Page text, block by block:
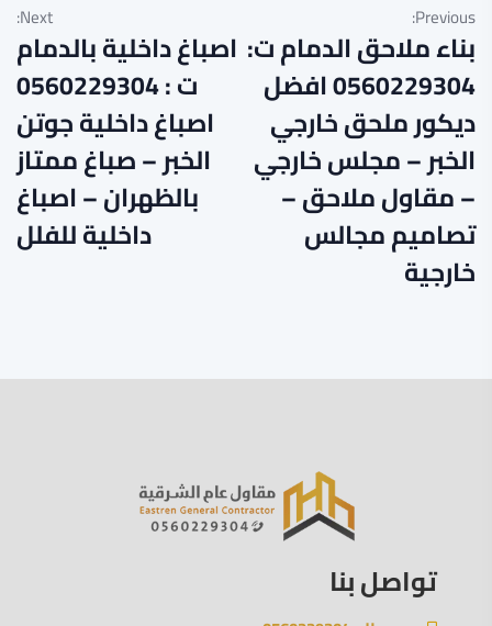
Previous:
بناء ملاحق الدمام ت:
0560229304 افضل
ديكور ملحق خارجي
الخبر – مجلس خارجي
– مقاول ملاحق –
تصاميم مجالس
خارجية
Next:
اصباغ داخلية بالدمام
ت : 0560229304
اصباغ داخلية جوتن
الخبر – صباغ ممتاز
بالظهران – اصباغ
داخلية للفلل
تواصل بنا